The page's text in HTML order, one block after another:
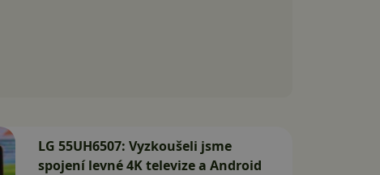
LG 55UH6507: Vyzkoušeli jsme
spojení levné 4K televize a Android